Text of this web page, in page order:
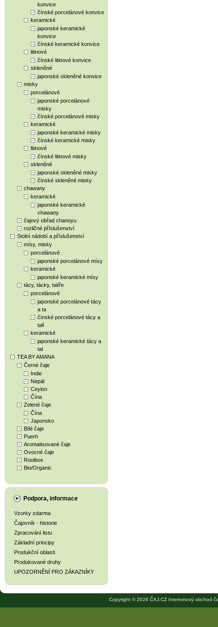
konvice
čínské porcelánové konvice
keramické
japonské keramické
konvice
čínské keramické konvice
litinové
čínské litinové konvice
skleněné
japonské skleněné konvice
misky
porcelánové
japonské porcelánové
misky
čínské porcelánové misky
keramické
japonské keramické misky
čínské keramické misky
litinové
čínské litinové misky
skleněné
japonské skleněné misky
čínské skleněné misky
chawany
keramické
japonské keramické
chawany
čajový obřad chanoyu
rozličné příslušenství
Stolní nádobí a příslušenství
mísy, misky
porcelánové
japonské porcelánové mísy
keramické
japonské keramické mísy
tácy, tácky, talíře
porcelánové
japonské porcelánové tácy
a ta
čínské porcelánové tácy a
talí
keramické
japonské keramické tácy a
tal
TEA BY AMANA
Černé čaje
Indie
Nepál
Ceylon
Čína
Zelené čaje
Čína
Japonsko
Bílé čaje
Puerh
Aromatisované čaje
Ovocné čaje
Rooibos
Bio/Organic
Podpora, informace
Vzorky zdarma
Čajovník - historie
Zpracování listu
Základní principy
Produkční oblasti
Produkované druhy
UPOZORNĚNÍ PRO ZÁKAZNÍKY
Copyright © 2026 ČAJ.CZ Internetový obchod